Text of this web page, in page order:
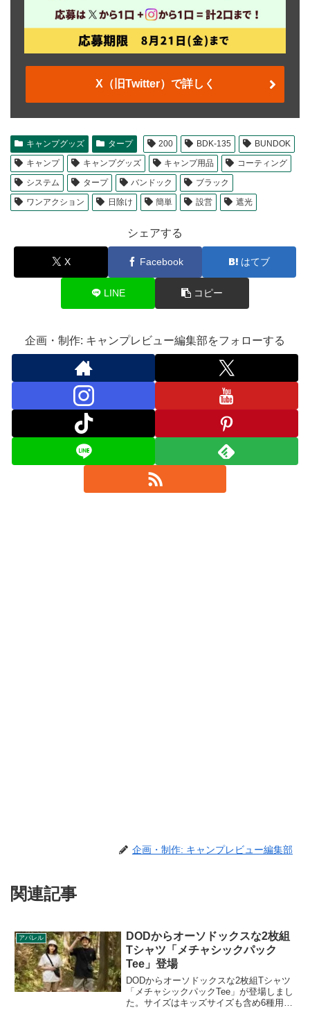
X（旧Twitter）で詳しく
キャンプグッズ タープ 200 BDK-135
BUNDOK
キャンプ
キャンプグッズ キャンプ用品
コーティング
システム
タープ バンドック
ブラック
ワンアクション
日除け 簡単 設営 遮光
シェアする
X Facebook はてブ
LINE コピー
企画・制作: キャンプレビュー編集部をフォローする
企画・制作: キャンプレビュー編集部
関連記事
アパレル
DODからオーソドックスな2枚組
Tシャツ「メチャシックパック
Tee」登場
DODからオーソドックスな2枚組Tシャツ
「メチャシックパックTee」が登場しまし
た。サイズはキッズサイズも含め6種用意